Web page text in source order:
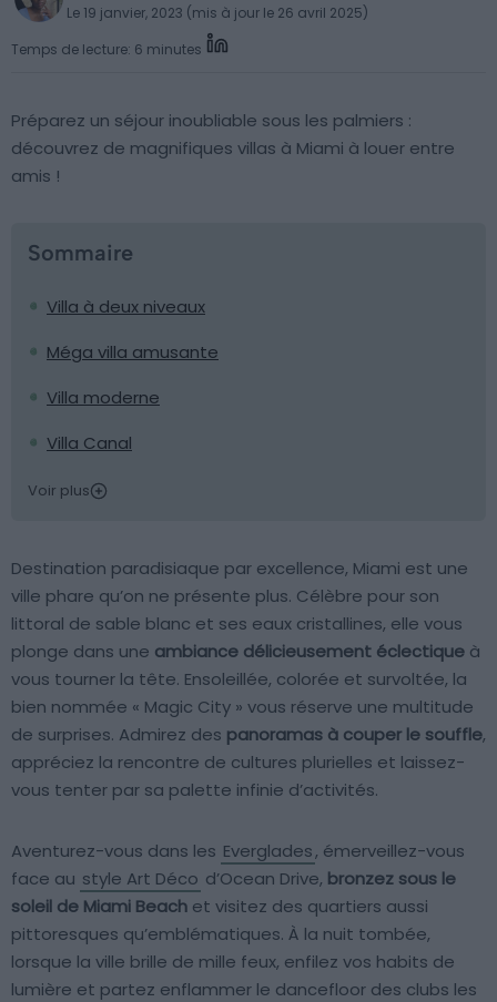
Le 19 janvier, 2023 (mis à jour le 26 avril 2025)
Temps de lecture: 6 minutes
Préparez un séjour inoubliable sous les palmiers :
découvrez de magnifiques villas à Miami à louer entre
amis !
Sommaire
Villa à deux niveaux
Méga villa amusante
Villa moderne
Villa Canal
Voir plus
Destination paradisiaque par excellence, Miami est une
ville phare qu’on ne présente plus. Célèbre pour son
littoral de sable blanc et ses eaux cristallines, elle vous
plonge dans une ambiance délicieusement éclectique à
vous tourner la tête. Ensoleillée, colorée et survoltée, la
bien nommée « Magic City » vous réserve une multitude
de surprises. Admirez des panoramas à couper le souffle,
appréciez la rencontre de cultures plurielles et laissez-
vous tenter par sa palette infinie d’activités.
Aventurez-vous dans les Everglades, émerveillez-vous
face au style Art Déco d’Ocean Drive, bronzez sous le
soleil de Miami Beach et visitez des quartiers aussi
pittoresques qu’emblématiques. À la nuit tombée,
lorsque la ville brille de mille feux, enfilez vos habits de
lumière et partez enflammer le dancefloor des clubs les